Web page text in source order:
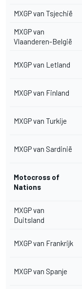
MXGP van Tsjechië
MXGP van
Vlaanderen-België
MXGP van Letland
MXGP van Finland
MXGP van Turkije
MXGP van Sardinië
Motocross of
Nations
MXGP van
Duitsland
MXGP van Frankrijk
MXGP van Spanje